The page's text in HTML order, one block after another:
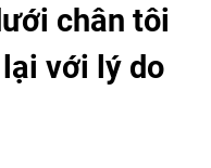
chân tôi
với lý do